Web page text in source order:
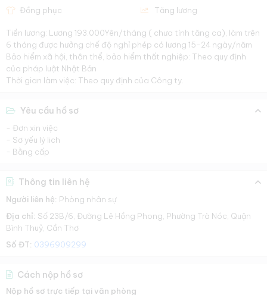
Đồng phục
Tăng lương
Tiền lương: Lương 193.000Yên/tháng ( chưa tính tăng ca), làm trên
6 tháng được hưởng chế độ nghỉ phép có lương 15-24 ngày/năm
Bảo hiểm xã hội, thân thể, bảo hiểm thất nghiệp: Theo quy định
của pháp luật Nhật Bản
Thời gian làm việc: Theo quy định của Công ty.
Yêu cầu hồ sơ
- Đơn xin việc
- Sơ yếu lý lich
- Bằng cấp
Thông tin liên hệ
Người liên hệ: Phòng nhân sự
Địa chỉ: Số 23B/6, Đường Lê Hồng Phong, Phường Trà Nóc, Quận
Bình Thuỷ, Cần Thơ
Số ĐT: 0396909299
Cách nộp hồ sơ
Nộp hồ sơ trực tiếp tại văn phòng